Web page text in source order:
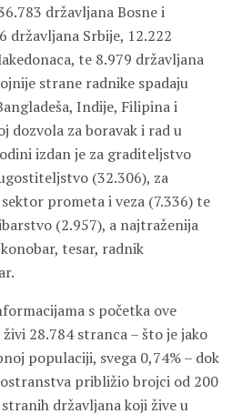
državljana Bosne i
državljana Srbije, 12.222
te 8.979 državljana
strane radnike spadaju
Indije, Filipina i
dozvola za boravak i rad u
izdan je za graditeljstvo
(32.306), za
prometa i veza (7.336) te
(2.957), a najtraženija
tesar, radnik
s početka ove
28.784 stranca – što je jako
populaciji, svega 0,74% – dok
približio brojci od 200
državljana koji žive u